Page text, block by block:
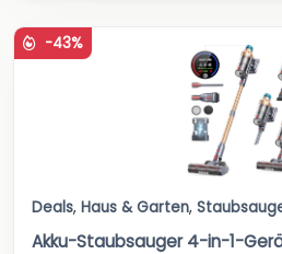
-43%
Deals, Haus & Garten,
Akku-Staubsauger 4-in-1-